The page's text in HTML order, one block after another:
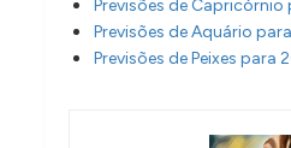
Previsões de
Previsões de Aquário
Previsões de Peixes para